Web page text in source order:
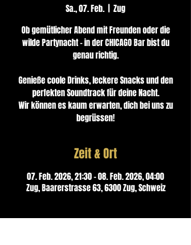
Sa., 07. Feb.
Zug
Ob gemütlicher Abend mit Freunden oder die
wilde Partynacht – in der CHICAGO Bar bist du
genau richtig.
Genieße coole Drinks, leckere Snacks und den
perfekten Soundtrack für deine Nacht.
Wir können es kaum erwarten, dich bei uns zu
begrüssen!
Zeit & Ort
07. Feb. 2026, 21:30 – 08. Feb. 2026, 04:00
Zug, Baarerstrasse 63, 6300 Zug, Schweiz